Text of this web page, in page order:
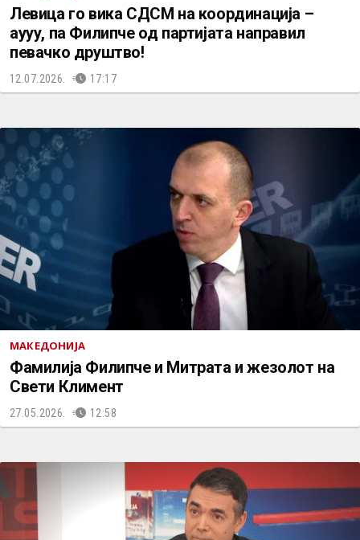
Левица го вика СДСМ на координација –
аууу, па Филипче од партијата направил
певачко друштво!
12.07.2026. 17:17
МАКЕДОНИЈА
Фамилија Филипче и Митрата и жезолот на
Свети Климент
27.05.2026. 12:58